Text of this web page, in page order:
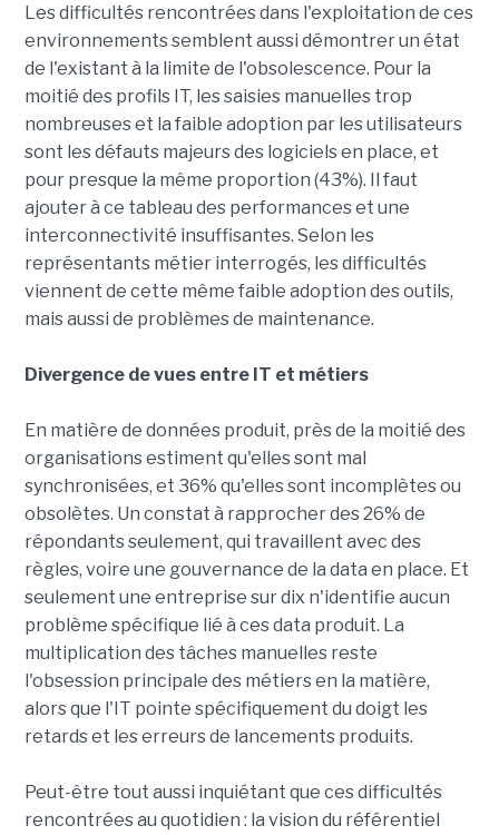
Les difficultés rencontrées dans l'exploitation de ces
environnements semblent aussi démontrer un état
de l'existant à la limite de l'obsolescence. Pour la
moitié des profils IT, les saisies manuelles trop
nombreuses et la faible adoption par les utilisateurs
sont les défauts majeurs des logiciels en place, et
pour presque la même proportion (43%). Il faut
ajouter à ce tableau des performances et une
interconnectivité insuffisantes. Selon les
représentants métier interrogés, les difficultés
viennent de cette même faible adoption des outils,
mais aussi de problèmes de maintenance.
Divergence de vues entre IT et métiers
En matière de données produit, près de la moitié des
organisations estiment qu'elles sont mal
synchronisées, et 36% qu'elles sont incomplètes ou
obsolètes. Un constat à rapprocher des 26% de
répondants seulement, qui travaillent avec des
règles, voire une gouvernance de la data en place. Et
seulement une entreprise sur dix n'identifie aucun
problème spécifique lié à ces data produit. La
multiplication des tâches manuelles reste
l'obsession principale des métiers en la matière,
alors que l'IT pointe spécifiquement du doigt les
retards et les erreurs de lancements produits.
Peut-être tout aussi inquiétant que ces difficultés
rencontrées au quotidien : la vision du référentiel